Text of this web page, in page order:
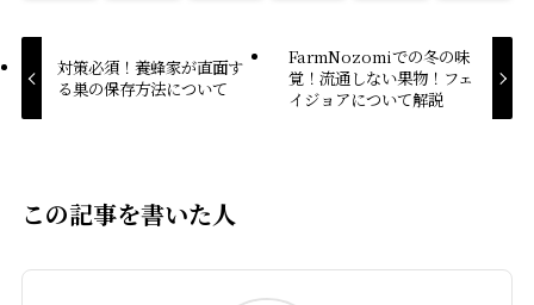
対策必須！養蜂家が直面す
る巣の保存方法について
FarmNozomiでの冬の味
覚！流通しない果物！フェ
イジョアについて解説
この記事を書いた人